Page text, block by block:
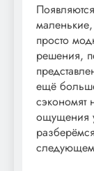
просто
решения,
ещё
сэкономят
ощущения
следующем